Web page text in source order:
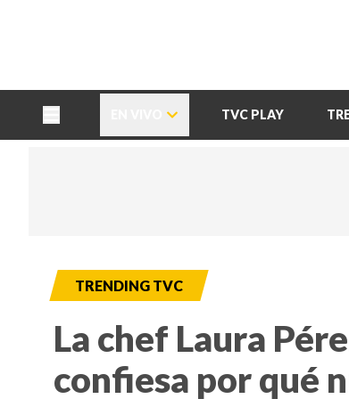
TVC PLAY
TRENDING TVC
La chef Laura
confiesa por qué